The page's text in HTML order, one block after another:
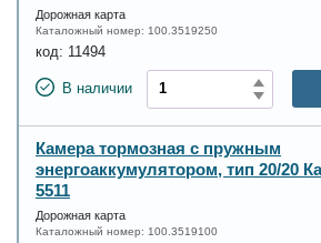
Дорожная карта
Каталожный номер: 100.3519250
код: 11494
В наличии
Камера тормозная с пружным
энергоаккумулятором, тип 20/20
5511
Дорожная карта
Каталожный номер: 100.3519100